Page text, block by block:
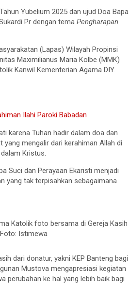
Yubelium 2025 dan ujud Doa Bapa
Pr dengan tema Pengharapan
(Lapas) Wilayah Propinsi
Maximilianus Maria Kolbe (MMK)
Kanwil Kementerian Agama DIY.
Ilahi Paroki Babadan
karena Tuhan hadir dalam doa dan
mengalir dari kerahiman Allah di
Kristus.
Suci dan Perayaan Ekaristi menjadi
yang tak terpisahkan sebagaimana
Katolik foto bersama di Gereja Kasih
Istimewa
dari donatur, yakni KEP Banteng bagi
Mustova mengapresiasi kegiatan
perubahan ke hal yang lebih baik bagi